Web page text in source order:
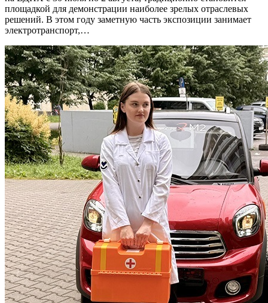
площадкой для демонстрации наиболее зрелых отраслевых
решений. В этом году заметную часть экспозиции занимает
электротранспорт,…